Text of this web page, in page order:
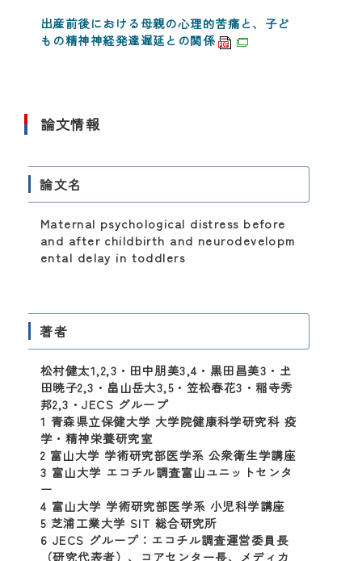
出産前後における母親の心理的苦痛と、子ど
もの精神神経発達遅延との関係
論文情報
論文名
Maternal psychological distress before
and after childbirth and neurodevelopm
ental delay in toddlers
著者
松村健太1,2,3・田中朋美3,4・黒田昌美3・𡈽
田暁子2,3・畠山岳大3,5・笠松春花3・稲寺秀
邦2,3・JECS グループ
1 青森県立保健大学 大学院健康科学研究科 疫
学・精神栄養研究室
2 富山大学 学術研究部医学系 公衆衛生学講座
3 富山大学 エコチル調査富山ユニットセンタ
ー
4 富山大学 学術研究部医学系 小児科学講座
5 芝浦工業大学 SIT 総合研究所
6 JECS グループ：エコチル調査運営委員長
（研究代表者）、コアセンター長、メディカ